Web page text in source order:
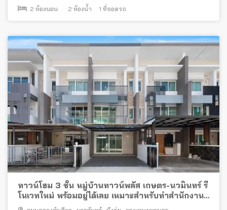
2 ห้องนอน 2 ห้องน้ำ 1 ที่จอดรถ
ทาวน์โฮม 3 ชั้น หมู่บ้านทาวน์พลัส เกษตร-นวมินทร์ รี
โนเวทใหม่ พร้อมอยู่ได้เลย เหมาะสำหรับทำสำนักงาน
หรืออยู่อาศัย